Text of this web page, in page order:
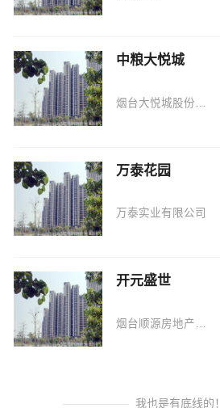
中粮大悦城
万泰花园
万泰实业有限公司
开元盛世
我也是有底线的！